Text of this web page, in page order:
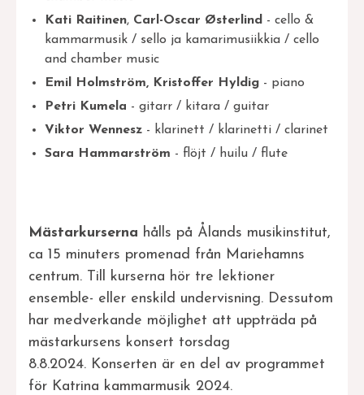
Kati Raitinen, Carl-Oscar Østerlind - cello &
kammarmusik / sello ja kamarimusiikkia / cello
and chamber music
Emil Holmström, Kristoffer Hyldig - piano
Petri Kumela - gitarr / kitara / guitar
Viktor Wennesz - klarinett / klarinetti / clarinet
Sara Hammarström - flöjt / huilu / flute
Mästarkurserna hålls på Ålands musikinstitut,
ca 15 minuters promenad från Mariehamns
centrum. Till kurserna hör tre lektioner
ensemble- eller enskild undervisning. Dessutom
har medverkande möjlighet att uppträda på
mästarkursens konsert torsdag
8.8.2024. Konserten är en del av programmet
för Katrina kammarmusik 2024.